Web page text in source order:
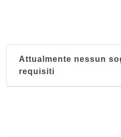
Attualmente nessun
requisiti